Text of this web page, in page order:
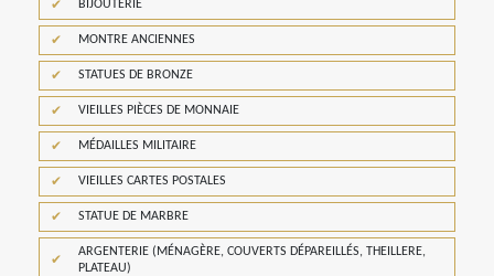
BIJOUTERIE
MONTRE ANCIENNES
STATUES DE BRONZE
VIEILLES PIÈCES DE MONNAIE
MÉDAILLES MILITAIRE
VIEILLES CARTES POSTALES
STATUE DE MARBRE
ARGENTERIE (MÉNAGÈRE, COUVERTS DÉPAREILLÉS, THEILLERE,
PLATEAU)